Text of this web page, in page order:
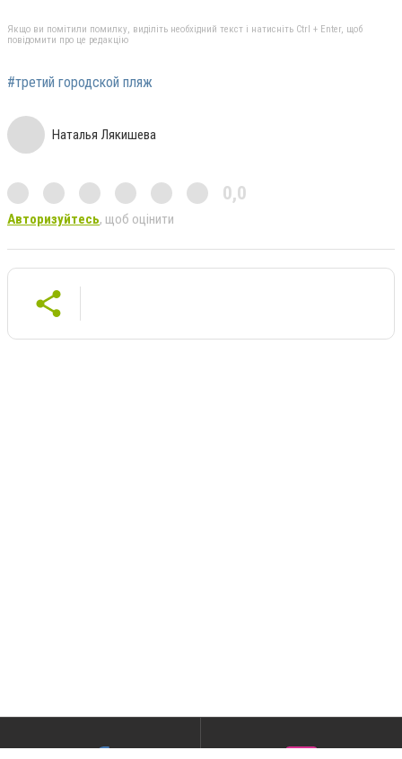
Якщо ви помітили помилку, виділіть необхідний текст і натисніть Ctrl + Enter, щоб
повідомити про це редакцію
#третий городской пляж
Наталья Лякишева
0,0
Авторизуйтесь, щоб оцінити